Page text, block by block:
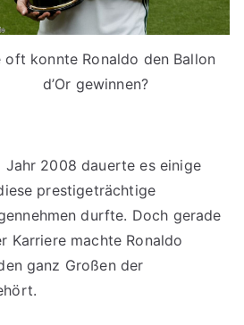
oft konnte Ronaldo den Ballon
d’Or gewinnen?
Jahr 2008 dauerte es einige
prestigeträchtige
durfte. Doch gerade
Karriere machte Ronaldo
ganz Großen der